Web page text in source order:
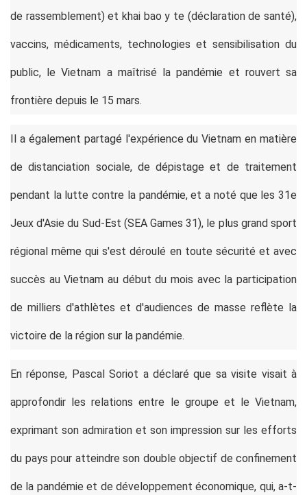
de rassemblement) et khai bao y te (déclaration de santé),
vaccins, médicaments, technologies et sensibilisation du
public, le Vietnam a maîtrisé la pandémie et rouvert sa
frontière depuis le 15 mars.
Il a également partagé l'expérience du Vietnam en matière
de distanciation sociale, de dépistage et de traitement
pendant la lutte contre la pandémie, et a noté que les 31e
Jeux d'Asie du Sud-Est (SEA Games 31), le plus grand sport
régional même qui s'est déroulé en toute sécurité et avec
succès au Vietnam au début du mois avec la participation
de milliers d'athlètes et d'audiences de masse reflète la
victoire de la région sur la pandémie.
En réponse, Pascal Soriot a déclaré que sa visite visait à
approfondir les relations entre le groupe et le Vietnam,
exprimant son admiration et son impression sur les efforts
du pays pour atteindre son double objectif de confinement
de la pandémie et de développement économique, qui, a-t-